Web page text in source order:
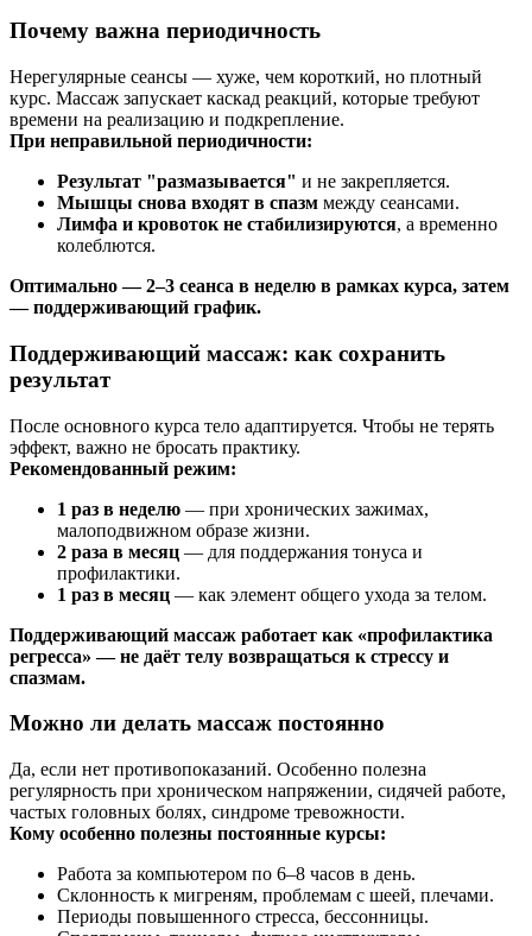
Почему важна периодичность
Нерегулярные сеансы — хуже, чем короткий, но плотный
курс. Массаж запускает каскад реакций, которые требуют
времени на реализацию и подкрепление.
При неправильной периодичности:
Результат "размазывается" и не закрепляется.
Мышцы снова входят в спазм между сеансами.
Лимфа и кровоток не стабилизируются, а временно
колеблются.
Оптимально — 2–3 сеанса в неделю в рамках курса, затем
— поддерживающий график.
Поддерживающий массаж: как сохранить
результат
После основного курса тело адаптируется. Чтобы не терять
эффект, важно не бросать практику.
Рекомендованный режим:
1 раз в неделю — при хронических зажимах,
малоподвижном образе жизни.
2 раза в месяц — для поддержания тонуса и
профилактики.
1 раз в месяц — как элемент общего ухода за телом.
Поддерживающий массаж работает как «профилактика
регресса» — не даёт телу возвращаться к стрессу и
спазмам.
Можно ли делать массаж постоянно
Да, если нет противопоказаний. Особенно полезна
регулярность при хроническом напряжении, сидячей работе,
частых головных болях, синдроме тревожности.
Кому особенно полезны постоянные курсы:
Работа за компьютером по 6–8 часов в день.
Склонность к мигреням, проблемам с шеей, плечами.
Периоды повышенного стресса, бессонницы.